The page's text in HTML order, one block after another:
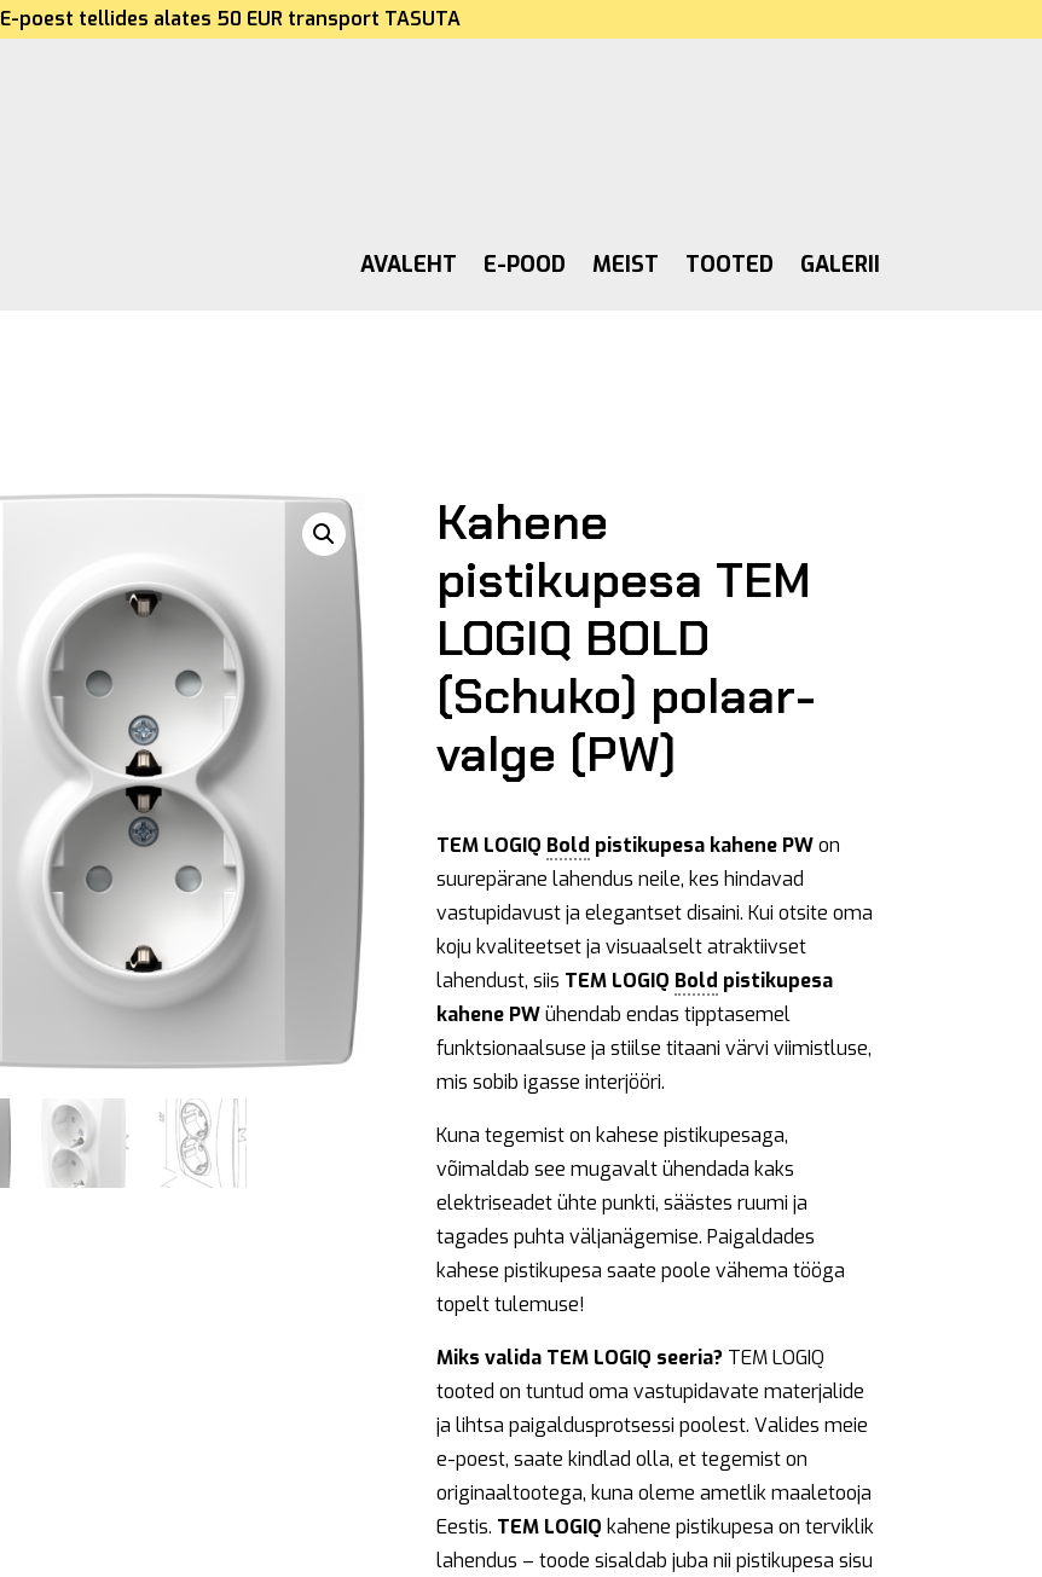
E-poest tellides alates 50 EUR transport TASUTA
AVALEHT E-POOD MEIST TOOTED GALERII
Kahene
pistikupesa TEM
LOGIQ BOLD
(Schuko) polaar-
valge (PW)
TEM LOGIQ Bold pistikupesa kahene PWon
suurepärane lahendus neile, kes hindavad
vastupidavust ja elegantset disaini. Kui otsite oma
koju kvaliteetset ja visuaalselt atraktiivset
lahendust, siis TEM LOGIQ Bold pistikupesa
kahene PWühendab endas tipptasemel
funktsionaalsuse ja stiilse titaani värvi viimistluse,
mis sobib igasse interjööri.
Kuna tegemist on kahese pistikupesaga,
võimaldab see mugavalt ühendada kaks
elektriseadet ühte punkti, säästes ruumi ja
tagades puhta väljanägemise. Paigaldades
kahese pistikupesa saate poole vähema tööga
topelt tulemuse!
Miks valida TEM LOGIQ seeria? TEM LOGIQ
tooted on tuntud oma vastupidavate materjalide
ja lihtsa paigaldusprotsessi poolest. Valides meie
e-poest, saate kindlad olla, et tegemist on
originaaltootega, kuna oleme ametlik maaletooja
Eestis. TEM LOGIQ kahene pistikupesa on terviklik
lahendus – toode sisaldab juba nii pistikupesa sisu